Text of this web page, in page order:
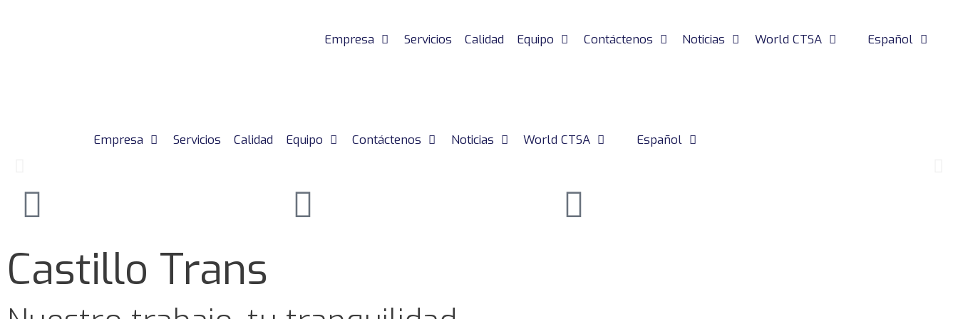
Empresa Servicios Calidad Equipo Contáctenos Noticias World CTSA Español
Empresa Servicios Calidad Equipo Contáctenos Noticias World CTSA Español
Su mercancía en las mejores manos.
Castillo Trans